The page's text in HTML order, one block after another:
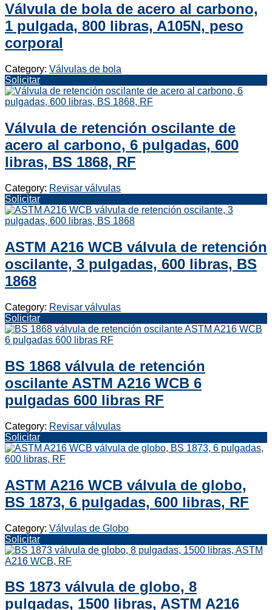
Válvula de bola de acero al carbono,
1 pulgada, 800 libras, A105N, peso
corporal
Category: Válvulas de bola
Solicitar
Válvula de retención oscilante de
acero al carbono, 6 pulgadas, 600
libras, BS 1868, RF
Category: Revisar válvulas
Solicitar
ASTM A216 WCB válvula de retención
oscilante, 3 pulgadas, 600 libras, BS
1868
Category: Revisar válvulas
Solicitar
BS 1868 válvula de retención
oscilante ASTM A216 WCB 6
pulgadas 600 libras RF
Category: Revisar válvulas
Solicitar
ASTM A216 WCB válvula de globo,
BS 1873, 6 pulgadas, 600 libras, RF
Category: Válvulas de Globo
Solicitar
BS 1873 válvula de globo, 8
pulgadas, 1500 libras, ASTM A216